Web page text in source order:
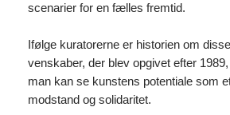
scenarier for en fælles fremtid.
Ifølge kuratorerne er historien om
venskaber, der blev opgivet efter
man kan se kunstens potentiale som
modstand og solidaritet.